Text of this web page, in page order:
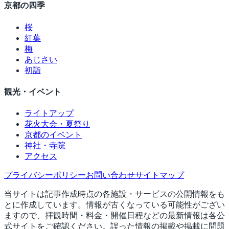
京都の四季
桜
紅葉
梅
あじさい
初詣
観光・イベント
ライトアップ
花火大会・夏祭り
京都のイベント
神社・寺院
アクセス
プライバシーポリシーお問い合わせサイトマップ
当サイトは記事作成時点の各施設・サービスの公開情報をも
とに作成しています。情報が古くなっている可能性がござい
ますので、拝観時間・料金・開催日程などの最新情報は各公
式サイトをご確認ください。誤った情報の掲載や掲載に問題